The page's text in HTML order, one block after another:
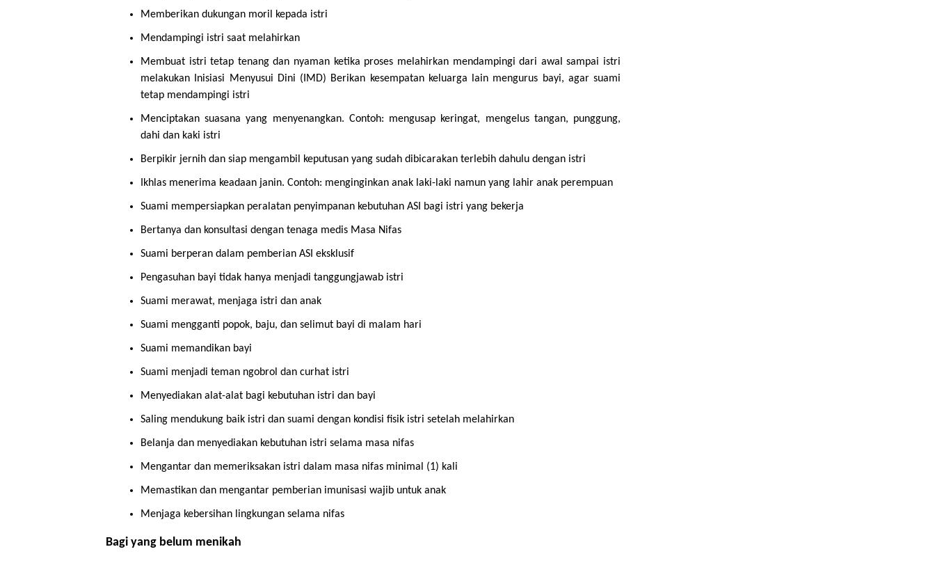
Memberikan dukungan moril kepada istri
Mendampingi istri saat melahirkan
Membuat istri tetap tenang dan nyaman ketika proses melahirkan mendampingi dari awal sampai istri
melakukan Inisiasi Menyusui Dini (IMD) Berikan kesempatan keluarga lain mengurus bayi, agar suami
tetap mendampingi istri
Menciptakan suasana yang menyenangkan. Contoh: mengusap keringat, mengelus tangan, punggung,
dahi dan kaki istri
Berpikir jernih dan siap mengambil keputusan yang sudah dibicarakan terlebih dahulu dengan istri
Ikhlas menerima keadaan janin. Contoh: menginginkan anak laki-laki namun yang lahir anak perempuan
Suami mempersiapkan peralatan penyimpanan kebutuhan ASI bagi istri yang bekerja
Bertanya dan konsultasi dengan tenaga medis Masa Nifas
Suami berperan dalam pemberian ASI eksklusif
Pengasuhan bayi tidak hanya menjadi tanggungjawab istri
Suami merawat, menjaga istri dan anak
Suami mengganti popok, baju, dan selimut bayi di malam hari
Suami memandikan bayi
Suami menjadi teman ngobrol dan curhat istri
Menyediakan alat-alat bagi kebutuhan istri dan bayi
Saling mendukung baik istri dan suami dengan kondisi fisik istri setelah melahirkan
Belanja dan menyediakan kebutuhan istri selama masa nifas
Mengantar dan memeriksakan istri dalam masa nifas minimal (1) kali
Memastikan dan mengantar pemberian imunisasi wajib untuk anak
Menjaga kebersihan lingkungan selama nifas
Bagi yang belum menikah